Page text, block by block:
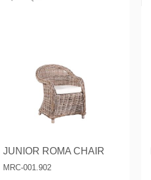
JUNIOR ROMA CHAIR
MRC-001.902